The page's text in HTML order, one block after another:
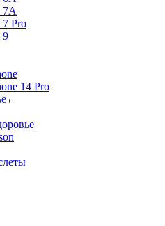
7А
7 Pro
9
14 Pro